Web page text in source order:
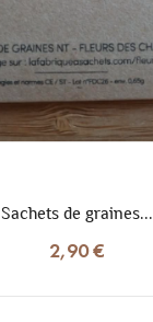
Sachets de graines...
2,90 €